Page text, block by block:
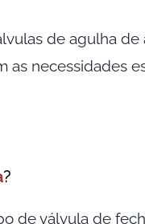
de agulha
as necessidades
?
de válvula de